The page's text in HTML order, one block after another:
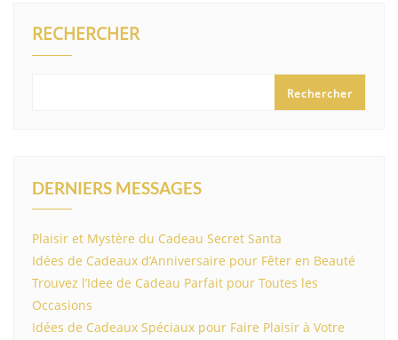
RECHERCHER
Rechercher
DERNIERS MESSAGES
Plaisir et Mystère du Cadeau Secret Santa
Idées de Cadeaux d’Anniversaire pour Fêter en Beauté
Trouvez l’Idee de Cadeau Parfait pour Toutes les
Occasions
Idées de Cadeaux Spéciaux pour Faire Plaisir à Votre